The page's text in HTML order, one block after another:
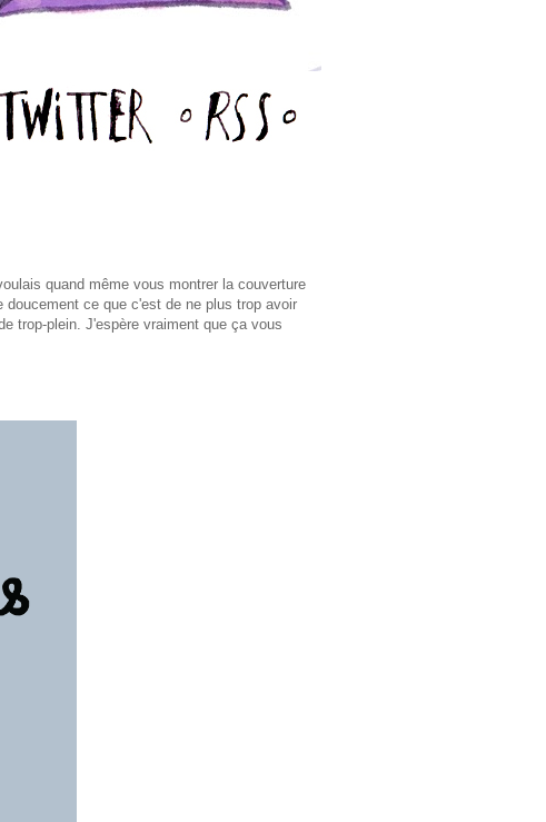
quand même vous montrer la couverture
ce que c'est de ne plus trop avoir
trop-plein. J'espère vraiment que ça vous